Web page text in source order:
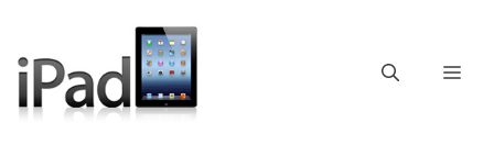
contenuto